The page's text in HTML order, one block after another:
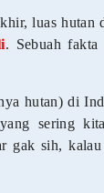
luas
. Sebuah fakta
hutan) di
sering
gak sih,